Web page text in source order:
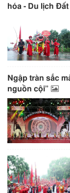
hóa - Du lịch
Ngập tràn sắc
nguồn cội”